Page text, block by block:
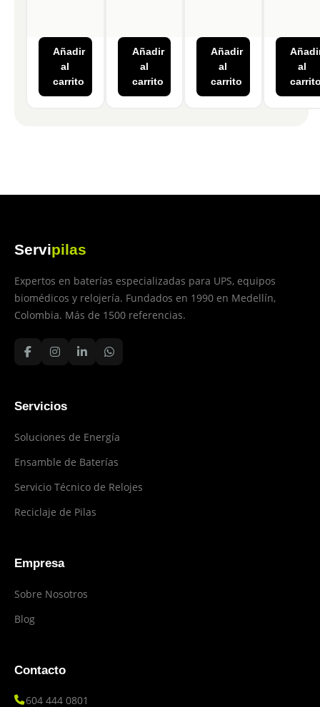
Añadir
al
carrito
Añadir
al
carrito
Añadir
al
carrito
al
Servipilas
Expertos en baterías especializadas para UPS, equipos
biomédicos y relojería. Fundados en 1990 en Medellín,
Colombia. Más de 1500 referencias.
Servicios
Soluciones de Energía
Ensamble de Baterías
Servicio Técnico de Relojes
Reciclaje de Pilas
Empresa
Sobre Nosotros
Blog
Contacto
604 444 0801